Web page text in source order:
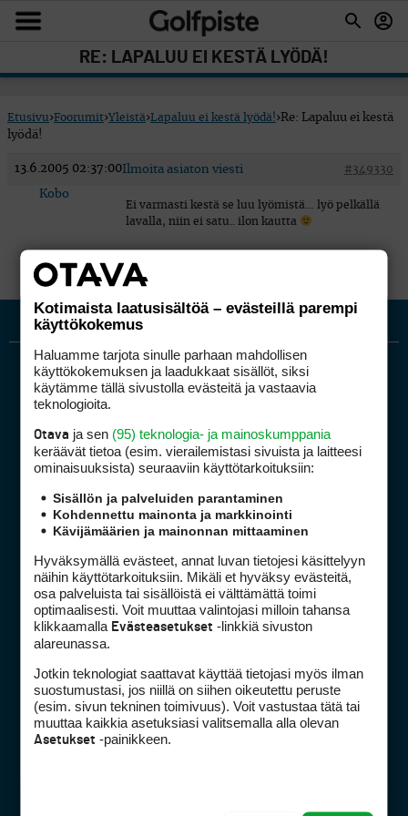
RE: LAPALUU EI KESTÄ LYÖDÄ!
Etusivu›Foorumit›Yleistä›Lapaluu ei kestä lyödä!›Re: Lapaluu ei kestä
lyödä!
13.6.2005 02:37:00 #349330
Ilmoita asiaton viesti
Kobo
Ei varmasti kestä se luu lyömistä… lyö pelkällä
lavalla, niin ei satu.. ilon kautta
Golfpiste mediakortti
Mediahinnasto
Tietoa verkon kävijöistä
Golfpisteen yhteystiedot
DSA avoimuusraportti
Asiakaspalvelu
Digipalvelut(09) 156 6227
Avoinna ma–pe 8–17
(digi) digi@otavamedia.fi
Tietosuojaseloste
Käyttöehdot
INSTAGRAM
Kotimaista laatusisältöä – evästeillä parempi
käyttökokemus
Haluamme tarjota sinulle parhaan mahdollisen
käyttökokemuksen ja laadukkaat sisällöt, siksi
käytämme tällä sivustolla evästeitä ja vastaavia
teknologioita.
Otava ja sen (95) teknologia- ja mainoskumppania
keräävät tietoa (esim. vierailemis­tasi sivuista ja laitteesi
ominaisuuk­sista) seuraaviin käyttötarkoituksiin:
Sisällön ja palveluiden parantaminen
Kohdennettu mainonta ja markkinointi
Kävijämäärien ja mainonnan mittaaminen
Hyväksymällä evästeet, annat luvan tietojesi käsittelyyn
näihin käyttötarkoituksiin. Mikäli et hyväksy evästeitä,
osa palveluista tai sisällöistä ei välttämättä toimi
optimaalisesti. Voit muuttaa valintojasi milloin tahansa
klikkaamalla Evästeasetukset -linkkiä sivuston
alareunassa.
Jotkin teknologiat saattavat käyttää tietojasi myös ilman
suostumustasi, jos niillä on siihen oikeutettu peruste
(esim. sivun tekninen toimivuus). Voit vastustaa tätä tai
muuttaa kaikkia asetuksiasi valitsemalla alla olevan
Asetukset -painikkeen.